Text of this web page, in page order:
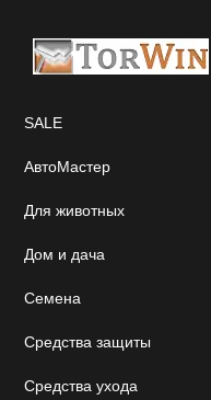
SALE
АвтоМастер
Для животных
Дом и дача
Семена
Средства защиты
Средства ухода